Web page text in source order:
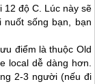
độ C. Lúc này sẽ
sống bạn, bạn
điểm là thuộc Old
local dễ dàng hơn.
2-3 người (nếu đi